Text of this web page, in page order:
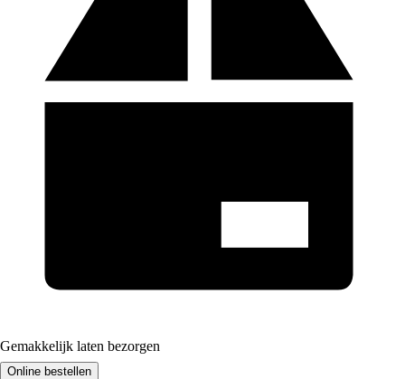
Gemakkelijk laten bezorgen
Online bestellen